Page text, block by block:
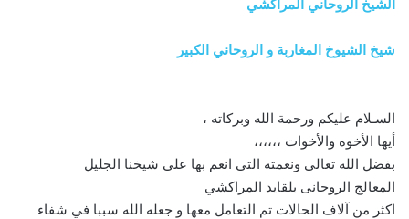
الشيخ الروحاني المراكشي
شيخ الشيوخ المغاربة و الروحاني الكبير
السـلام عليكم ورحمة الله وبركاته ،
أيها الأخوه والأخوات ،،،،،،
بفضل الله تعالى ونعمته التى انعم بها على شيخنا الجليل
المعالج الروحانى بلقايد المراكشي
اكثر من آلاف الحالات تم التعامل معها و جعله الله سببا في شفاء